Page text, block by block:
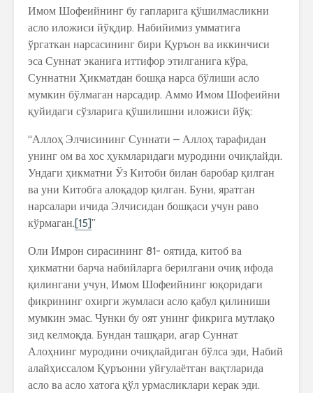
Имом Шофеийнинг бу гапларига қўшилмасликни
асло иложиси йўқдир. Набийимиз умматига
ўргаткан нарсасининг бири Қуръон ва иккинчиси
эса Суннат эканига иттифор этилганига кўра,
Суннатни Ҳикматдан бошқа нарса бўлиши асло
мумкин бўлмаган нарсадир. Аммо Имом Шофеийни
қуйидаги сўзларига қўшилишни иложиси йўқ:
“Аллоҳ Элчисининг Суннати – Аллоҳ тарафидан
унинг ом ва хос ҳукмларидаги муродини очиқлайди.
Ундаги ҳикматни Ўз Китоби билан баробар қилган
ва уни Китобга алоқадор қилган. Буни, яратган
нарсалари ичида Элчисидан бошқаси учун раво
кўрмаган.[15]”
Оли Имрон сирасининг 81- оятида, китоб ва
ҳикматни барча набийларга берилгани очиқ ифода
қилингани учун, Имом Шофеийнинг юқоридаги
фикрининг охирги жумласи асло қабул қилиниши
мумкин эмас. Чунки бу оят унинг фикрига мутлақо
зид келмоқда. Бундан ташқари, агар Суннат
Алоҳнинг муродини очиқлайдиган бўлса эди, Набий
алайҳиссалом Қуръонни уйғулаётган вақтларида
асло ва асло хатога қўл урмасликлари керак эди.